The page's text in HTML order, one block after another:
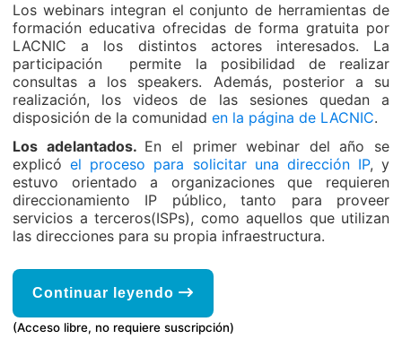
Los webinars integran el conjunto de herramientas de
formación educativa ofrecidas de forma gratuita por
LACNIC a los distintos actores interesados. La
participación permite la posibilidad de realizar
consultas a los speakers. Además, posterior a su
realización, los videos de las sesiones quedan a
disposición de la comunidad en la página de LACNIC.
Los adelantados. En el primer webinar del año se
explicóel proceso para solicitar una dirección IP, y
estuvo orientado a organizaciones que requieren
direccionamiento IP público, tanto para proveer
servicios a terceros(ISPs), como aquellos que utilizan
las direcciones para su propia infraestructura.
Continuar leyendo
(Acceso libre, no requiere suscripción)